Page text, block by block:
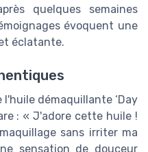
quelques semaines
évoquent une
éclatante.
l'huile démaquillante ‘Day
: « J'adore cette huile !
sans irriter ma
sensation de douceur